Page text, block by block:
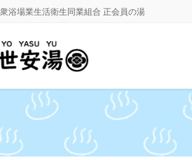
浴場業生活衛生同業組合 正会員の湯